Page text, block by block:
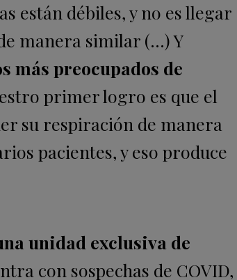
están débiles, y no es llegar
manera similar (…) Y
más preocupados de
primer logro es que el
su respiración de manera
pacientes, y eso produce
unidad exclusiva de
con sospechas de COVID,